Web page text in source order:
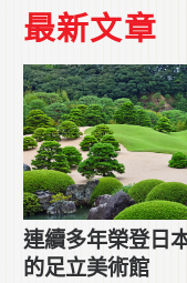
最新文章
連續多年榮登日
的足立美術館